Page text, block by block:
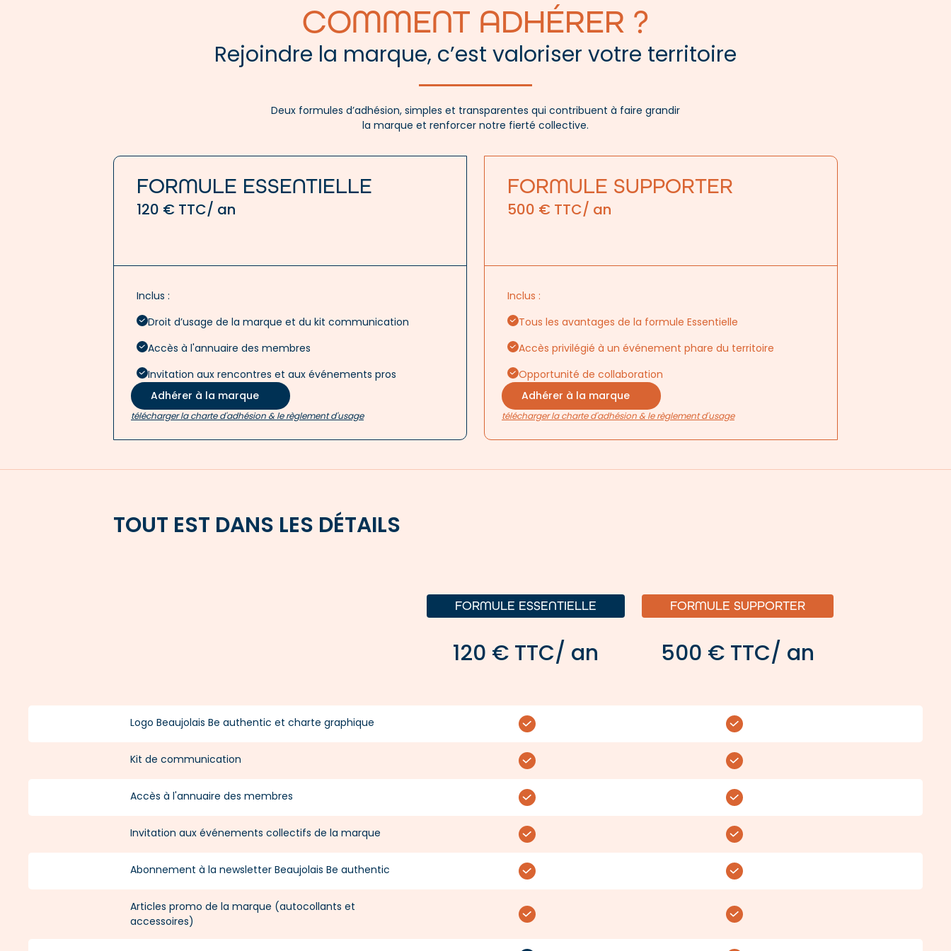
COMMENT ADHÉRER ?
Rejoindre la marque, c’est valoriser votre territoire
Deux formules d’adhésion, simples et transparentes qui contribuent à faire grandir
la marque et renforcer notre fierté collective.
FORMULE ESSENTIELLE
120 € TTC/ an
Inclus :
Droit d’usage de la marque et du kit communication
Accès à l'annuaire des membres
Invitation aux rencontres et aux événements pros
Adhérer à la marque
télécharger la charte d'adhésion & le règlement d'usage
FORMULE SUPPORTER
500 € TTC/ an
Inclus :
Tous les avantages de la formule Essentielle
Accès privilégié à un événement phare du territoire
Opportunité de collaboration
Adhérer à la marque
télécharger la charte d'adhésion & le règlement d'usage
TOUT EST DANS LES DÉTAILS
FORMULE ESSENTIELLE
120 € TTC/ an
FORMULE SUPPORTER
500 € TTC/ an
Logo Beaujolais Be authentic et charte graphique
Kit de communication
Accès à l'annuaire des membres
Invitation aux événements collectifs de la marque
Abonnement à la newsletter Beaujolais Be authentic
Articles promo de la marque (autocollants et
accessoires)